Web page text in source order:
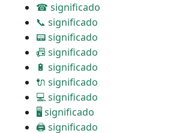
☎ significado
📞 significado
📟 significado
📠 significado
🔋 significado
🔌 significado
💻 significado
🖥 significado
🖨 significado